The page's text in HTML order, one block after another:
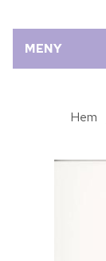
MENY
Hem